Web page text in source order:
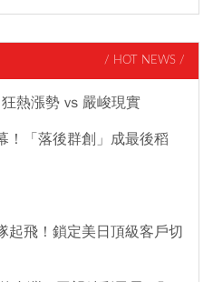
/ HOT NEWS /
熱漲勢 vs 嚴峻現實
！「落後群創」成最後稻
起飛！鎖定美日頂級客戶切